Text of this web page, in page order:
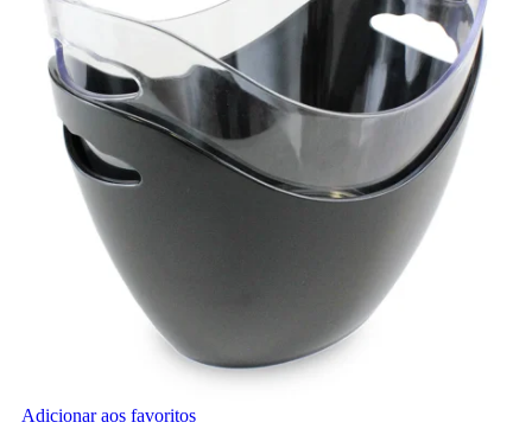
Adicionar aos favoritos